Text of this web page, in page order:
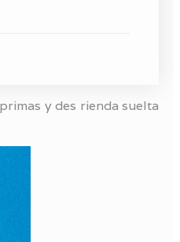
y des rienda suelta